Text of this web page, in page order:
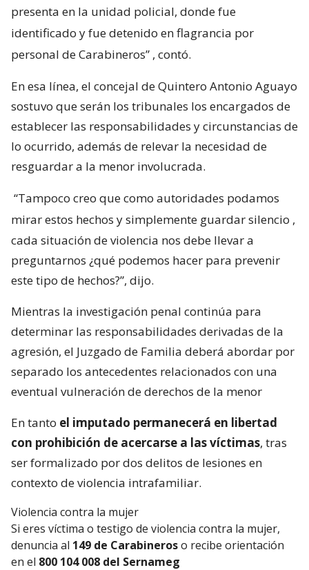
presenta en la unidad policial, donde fue
identificado y fue detenido en flagrancia por
personal de Carabineros” , contó.
En esa línea, el concejal de Quintero Antonio Aguayo
sostuvo que serán los tribunales los encargados de
establecer las responsabilidades y circunstancias de
lo ocurrido, además de relevar la necesidad de
resguardar a la menor involucrada.
“Tampoco creo que como autoridades podamos
mirar estos hechos y simplemente guardar silencio ,
cada situación de violencia nos debe llevar a
preguntarnos ¿qué podemos hacer para prevenir
este tipo de hechos?”, dijo.
Mientras la investigación penal continúa para
determinar las responsabilidades derivadas de la
agresión, el Juzgado de Familia deberá abordar por
separado los antecedentes relacionados con una
eventual vulneración de derechos de la menor
En tanto el imputado permanecerá en libertad
con prohibición de acercarse a las víctimas, tras
ser formalizado por dos delitos de lesiones en
contexto de violencia intrafamiliar.
Violencia contra la mujer
Si eres víctima o testigo de violencia contra la mujer,
denuncia al 149 de Carabineroso recibe orientación
en el 800 104 008 del Sernameg